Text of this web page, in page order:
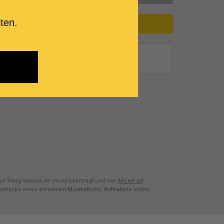
Song-service.de muss beantragt und von M-Live srl
eines einzelnen Musikstücks, Aufnahme eines